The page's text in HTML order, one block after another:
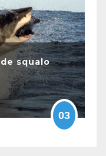
squalo
03